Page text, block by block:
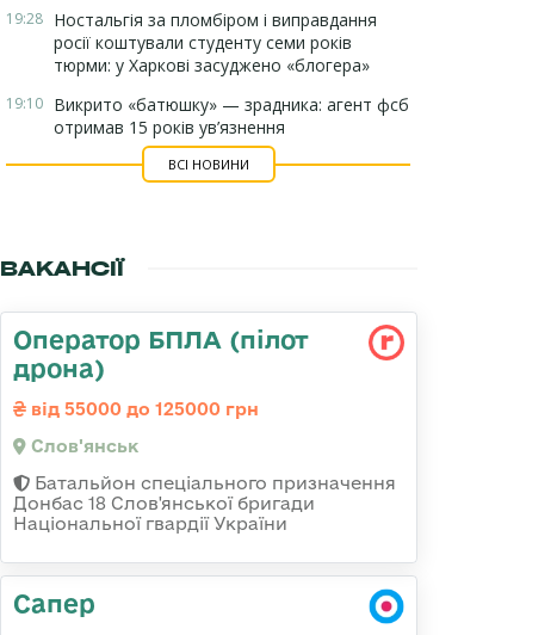
19:28 Ностальгія за пломбіром і виправдання
росії коштували студенту семи років
тюрми: у Харкові засуджено «блогера»
19:10 Викрито «батюшку» — зрадника: агент фсб
отримав 15 років ув’язнення
ВСІ НОВИНИ
ВАКАНСІЇ
Оператор БПЛА (пілот
дрона)
від 55000 до 125000 грн
Слов'янськ
Батальйон спеціального призначення
Донбас 18 Слов'янської бригади
Національної гвардії України
Сапер